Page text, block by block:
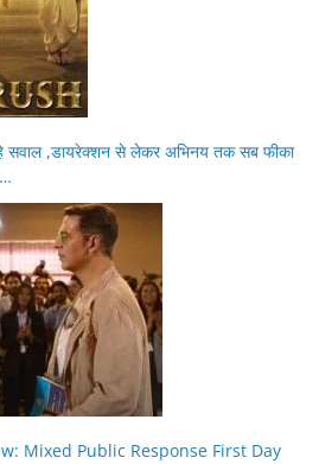
सवाल ,डायरेक्शन से लेकर अभिनय तक सब फीका
Mixed Public Response First Day